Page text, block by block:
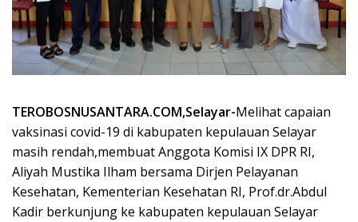
TEROBOSNUSANTARA.COM,Selayar-Melihat capaian
vaksinasi covid-19 di kabupaten kepulauan Selayar
masih rendah,membuat Anggota Komisi IX DPR RI,
Aliyah Mustika Ilham bersama Dirjen Pelayanan
Kesehatan, Kementerian Kesehatan RI, Prof.dr.Abdul
Kadir berkunjung ke kabupaten kepulauan Selayar